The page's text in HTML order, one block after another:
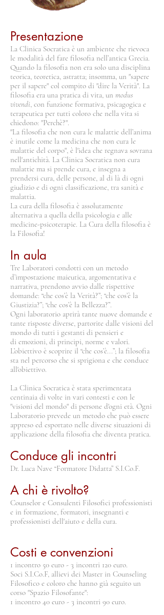
Presentazione
La Clinica Socratica è un ambiente che rievoca
le modalità del fare filosofia nell’antica Grecia.
Quando la filosofia non era solo una disciplina
teorica, teoretica, astratta; insomma, un "sapere
per il sapere" col compito di "dire la Verità". La
filosofia era una pratica di vita, un modus
vivendi, con funzione formativa, psicagogica e
terapeutica per tutti coloro che nella vita si
chiedono: "Perchè?".
"La filosofia che non cura le malattie dell’anima
è inutile come la medicina che non cura le
malattie del corpo", è l'idea che regnava sovrana
nell'antichità. La Clinica Socratica non cura
malattie ma si prende cura, e insegna a
prendersi cura, delle persone, al di là di ogni
giudizio e di ogni classificazione, tra sanità e
malattia.
La cura della filosofia è assolutamente
alternativa a quella della psicologia e alle
medicine-psicoterapie. La Cura della filosofia è
la Filosofia!
In aula
Tre Laboratori condotti con un metodo
d’impostazione maieutica, argomentativa e
narrativa, prendono avvio dalle rispettive
domande: “che cos’è la Verità?”; “che cos’è la
Giustizia?”; “che cos’è la Bellezza?”.
Ogni laboratorio aprirà tante nuove domande e
tante risposte diverse, partorite dalle visioni del
mondo di tutti i gestanti di pensieri e
di emozioni, di principi, norme e valori.
L’obiettivo è scoprire il “che cos’è...”; la filosofia
sta nel percorso che si sprigiona e che conduce
all'obiettivo.
La Clinica Socratica è stata sperimentata
centinaia di volte in vari contesti e con le
"visioni del mondo" di persone d'ogni età. Ogni
Laboratorio prevede un metodo che può essere
appreso ed esportato nelle diverse situazioni di
applicazione della filosofia che diventa pratica.
Conduce gli incontri
Dr. Luca Nave “Formatore Didatta” S.I.Co.F.
A chi è rivolto?
Counselor e Consulenti Filosofici professionisti
e in formazione, formatori, insegnanti e
professionisti dell'aiuto e della cura.
Costi e convenzioni
1 incontro 50 euro - 3 incontri 120 euro.
Soci S.I.Co.F, allievi dei Master in Counseling
Filosofico e coloro che hanno già seguito un
corso "Spazio Filosofante":
1 incontro 40 euro - 3 incontri 90 euro.